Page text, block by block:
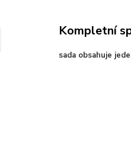
Kompletní
sada obsahuje